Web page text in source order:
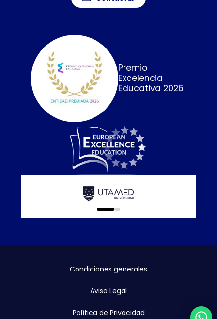
Premio
Excelencia
Educativa 2026
0 1
Condiciones generales
Aviso Legal
Política de Privacidad